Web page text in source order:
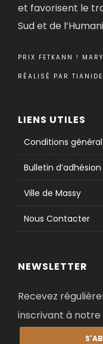
et favorisent le
Sud et de
PRIX FETKANN !
RÉALISÉ PAR
LIENS UTILES
Conditions
Bulletin d’adhésion
Ville de Massy
Nous Contacter
NEWSLETTER
Recevez
inscrivant à